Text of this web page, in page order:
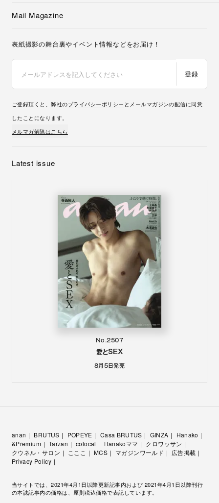
Mail Magazine
表紙撮影の舞台裏やイベント情報などをお届け！
登録
ご登録頂くと、弊社のプライバシーポリシー とメールマガジンの配信に同意
したことになります。
メルマガ解除はこちら
Latest issue
No.2507
愛とSEX
8月5日発売
anan BRUTUS POPEYE Casa BRUTUS GINZA
Hanako
&Premium
Tarzan colocal Hanakoママ
クロワッサン
クウネル・サロン
こここ MCS マガジンワールド
広告掲載
Privacy Policy
当サイトでは、2021年4月1日以降更新記事内および 2021年4月1日以降刊行
の本誌記事内の価格は、原則税込価格で表記しています。